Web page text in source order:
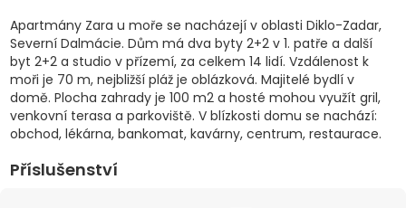
Apartmány Zara u moře se nacházejí v oblasti Diklo-Zadar,
Severní Dalmácie. Dům má dva byty 2+2 v 1. patře a další
byt 2+2 a studio v přízemí, za celkem 14 lidí. Vzdálenost k
moři je 70 m, nejbližší pláž je oblázková. Majitelé bydlí v
domě. Plocha zahrady je 100 m2 a hosté mohou využít gril,
venkovní terasa a parkoviště. V blízkosti domu se nachází:
obchod, lékárna, bankomat, kavárny, centrum, restaurace.
Příslušenství